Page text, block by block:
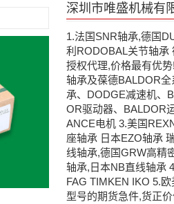
深圳市唯盛机械有
1.法国SNR轴承,德国
利RODOBAL关节轴承
授权代理,价格最有优势
轴承及葆德BALDOR
承、DODGE减速机、
OR驱动器、BALDOR
ANCE电机 3.美国
座轴承 日本EZO轴承
线轴承,德国GRW高精
轴承,日本NB直线轴承
FAG TIMKEN IKO 5.
型号的期货急件,货正价